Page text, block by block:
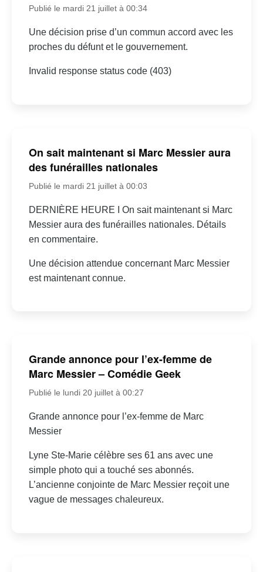
Publié le mardi 21 juillet à 00:34
Une décision prise d’un commun accord avec les
proches du défunt et le gouvernement.
Invalid response status code (403)
On sait maintenant si Marc Messier aura
des funérailles nationales
Publié le mardi 21 juillet à 00:03
DERNIÈRE HEURE I On sait maintenant si Marc
Messier aura des funérailles nationales. Détails
en commentaire.
Une décision attendue concernant Marc Messier
est maintenant connue.
Grande annonce pour l’ex-femme de
Marc Messier – Comédie Geek
Publié le lundi 20 juillet à 00:27
Grande annonce pour l’ex-femme de Marc
Messier
Lyne Ste-Marie célèbre ses 61 ans avec une
simple photo qui a touché ses abonnés.
L’ancienne conjointe de Marc Messier reçoit une
vague de messages chaleureux.